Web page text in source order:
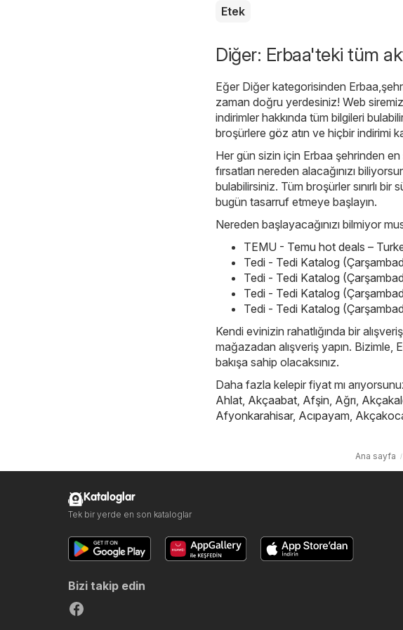
Etek
Diğer: Erbaa'teki tüm
Eğer Diğer kategorisinden
zaman doğru yerdesiniz! Web
indirimler hakkında tüm bilgileri
broşürlere göz atın ve hiçbir indirimi
Her gün sizin için Erbaa şehrinden
fırsatları nereden alacağınızı
bulabilirsiniz. Tüm broşürler sınırlı
bugün tasarruf etmeye başlayın.
Nereden başlayacağınızı bilmiyor
TEMU - Temu hot deals –
Tedi - Tedi Katalog
Tedi - Tedi Katalog
Tedi - Tedi Katalog
Tedi - Tedi Katalog
Kendi evinizin rahatlığında bir
mağazadan alışveriş yapın.
bakışa sahip olacaksınız.
Daha fazla kelepir fiyat mı
Ahlat Akçaabat Afşin Ağrı
Afyonkarahisar, Acıpayam
Ana sayfa
Kataloglar
Tek bir yerde en son kataloglar
Bizi takip edin